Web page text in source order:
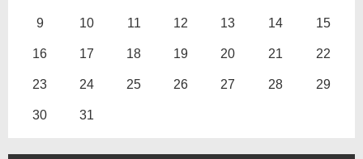
9 10 11 12 13 14 15
16 17 18 19 20 21 22
23 24 25 26 27 28 29
30 31